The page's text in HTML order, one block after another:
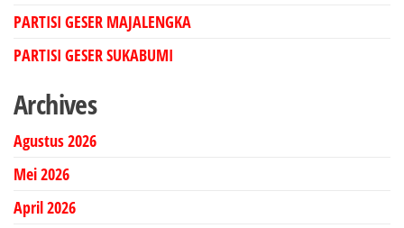
PARTISI GESER MAJALENGKA
PARTISI GESER SUKABUMI
Archives
Agustus 2026
Mei 2026
April 2026